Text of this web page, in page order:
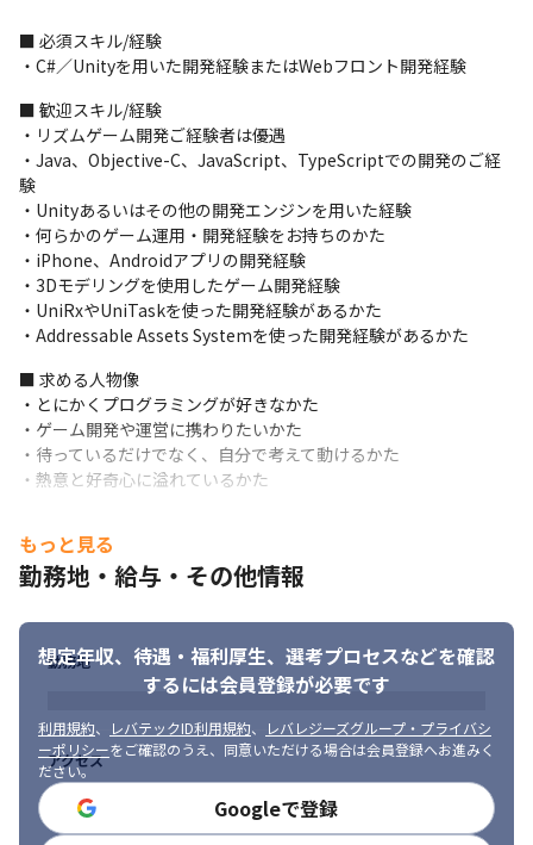
て業務に関わることが可能です
・新技術や取り入れたことがない技術を積極的に取り入れてお
り、技術の提案も積極的に行うことができます
・高度な技術だけではなく、マーケティング目線を養うことがで
きます
・新規事業のプロダクトに関われる可能性もあります
チームワークを大切にしています。
■ 必須スキル/経験
・C#／Unityを用いた開発経験またはWebフロント開発経験
■ 歓迎スキル/経験
・リズムゲーム開発ご経験者は優遇
・Java、Objective-C、JavaScript、TypeScriptでの開発のご経
験
・Unityあるいはその他の開発エンジンを用いた経験
・何らかのゲーム運用・開発経験をお持ちのかた
・iPhone、Androidアプリの開発経験
・3Dモデリングを使用したゲーム開発経験
・UniRxやUniTaskを使った開発経験があるかた
・Addressable Assets Systemを使った開発経験があるかた
■ 求める人物像
・とにかくプログラミングが好きなかた
・ゲーム開発や運営に携わりたいかた
・待っているだけでなく、自分で考えて動けるかた
・熱意と好奇心に溢れているかた
もっと見る
勤務地・給与・その他情報
想定年収、待遇・福利厚生、 選考プロセスなどを確認
するには会員登録が必要です
利用規約、 レバテックID利用規約、
レバレジーズグループ・プライバシ
ーポリシーをご確認のうえ、同意いただける場合は会員登録へお進みく
ださい。
Googleで登録
勤務地
アクセス